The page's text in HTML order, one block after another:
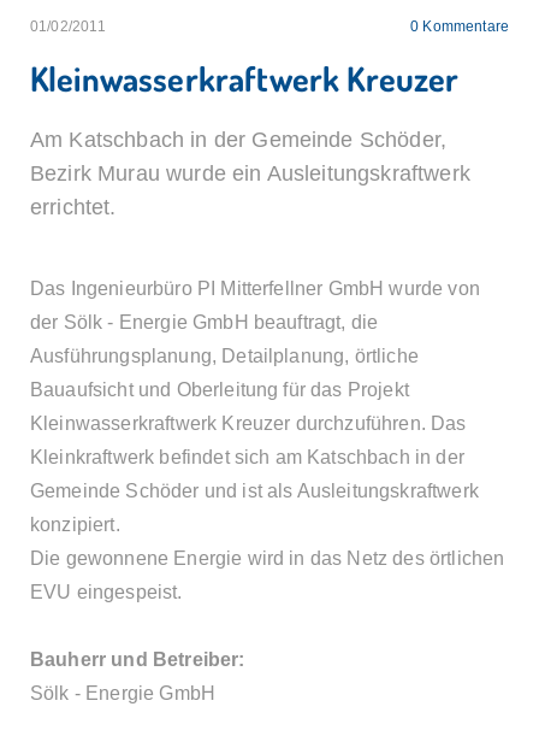
01/02/2011 0 Kommentare
Kleinwasserkraftwerk Kreuzer
Am Katschbach in der Gemeinde Schöder,
Bezirk Murau wurde ein Ausleitungskraftwerk
errichtet.
Das Ingenieurbüro PI Mitterfellner GmbH wurde von
der Sölk - Energie GmbH beauftragt, die
Ausführungsplanung, Detailplanung, örtliche
Bauaufsicht und Oberleitung für das Projekt
Kleinwasserkraftwerk Kreuzer durchzuführen. Das
Kleinkraftwerk befindet sich am Katschbach in der
Gemeinde Schöder und ist als Ausleitungskraftwerk
konzipiert.
Die gewonnene Energie wird in das Netz des örtlichen
EVU eingespeist.
Bauherr und Betreiber:
Sölk - Energie GmbH